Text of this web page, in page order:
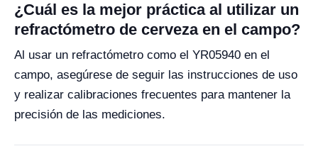
¿Cuál es la mejor práctica al utilizar un
refractómetro de cerveza en el campo?
Al usar un refractómetro como el YR05940 en el
campo, asegúrese de seguir las instrucciones de uso
y realizar calibraciones frecuentes para mantener la
precisión de las mediciones.